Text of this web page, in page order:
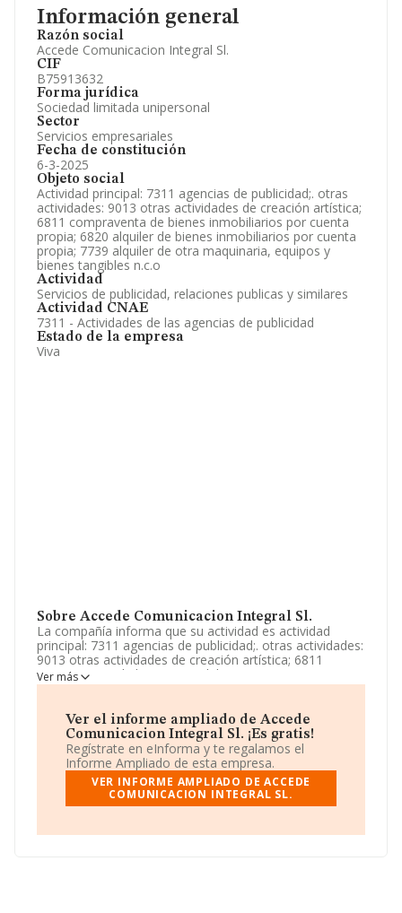
Información general
Razón social
Accede Comunicacion Integral Sl.
CIF
B75913632
Forma jurídica
Sociedad limitada unipersonal
Sector
Servicios empresariales
Fecha de constitución
6-3-2025
Objeto social
Actividad principal: 7311 agencias de publicidad;. otras
actividades: 9013 otras actividades de creación artística;
6811 compraventa de bienes inmobiliarios por cuenta
propia; 6820 alquiler de bienes inmobiliarios por cuenta
propia; 7739 alquiler de otra maquinaria, equipos y
bienes tangibles n.c.o
Actividad
Servicios de publicidad, relaciones publicas y similares
Actividad CNAE
7311 - Actividades de las agencias de publicidad
Estado de la empresa
Viva
Sobre Accede Comunicacion Integral Sl.
La compañía informa que su actividad es actividad
principal: 7311 agencias de publicidad;. otras actividades:
9013 otras actividades de creación artística; 6811
compraventa de bienes inmobiliarios por cuenta propia;
6820 alquiler de bienes inmobiliarios por cuenta propia;
tangibles n.c.o. La empresa está registrada como
Sociedad Limitada. Tiene CNAE: 7311 - 'Agencias de
publicidad'. La empresa no tiene actividad en mercados
exteriores.
La sociedad españolaAccede Comunicación Integral
, con CIF B75913632, se encuentra en Calle Alonso
Andalucía.
Ver más
Ver el informe ampliado de Accede
Comunicacion Integral Sl. ¡Es gratis!
Regístrate en eInforma y te regalamos el
Informe Ampliado de esta empresa.
VER INFORME AMPLIADO DE ACCEDE
COMUNICACION INTEGRAL SL.
Información oficial y registral complementaria.